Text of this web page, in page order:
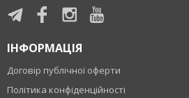
ІНФОРМАЦІЯ
Договір публічної оферти
Політика конфіденційності